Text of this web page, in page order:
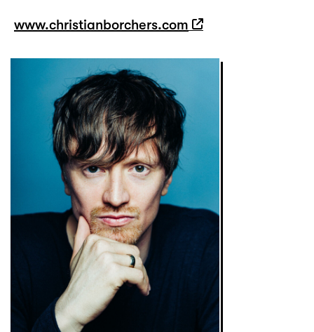
www.christianborchers.com